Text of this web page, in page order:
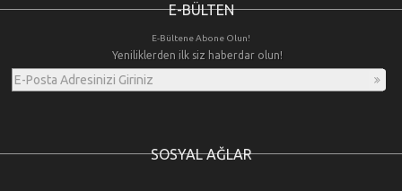
E-BÜLTEN
E-Bültene Abone Olun!
Yeniliklerden ilk siz haberdar olun!
SOSYAL AĞLAR